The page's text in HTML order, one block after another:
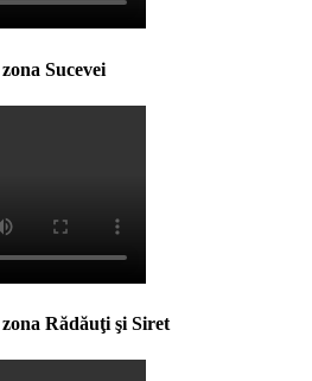
Sucevei
Rădăuţi şi Siret